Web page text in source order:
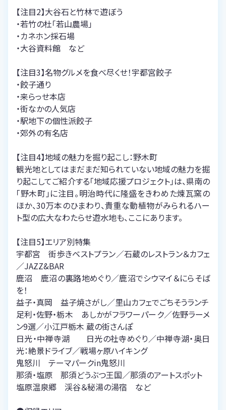
【注目2】大谷石と竹林で遊ぼう
・若竹の杜「若山農場」
・カネホン採石場
・大谷資料館 など
【注目3】名物グルメを食べ尽くせ！宇都宮餃子
・餃子通り
・来らっせ本店
・街なかの人気店
・駅地下の個性派餃子
・郊外の有名店
【注目4】地域の魅力を掘り起こし：野木町
観光地としてはまだまだ知られていない地域の魅力を掘
り起こしてご紹介する「地域応援プロジェクト」は、県南の
「野木町」に注目。明治時代に隆盛をきわめた煉瓦窯の
ほか、30万本のひまわり、貴重な動植物がみられるハー
ト型の広大なわたらせ遊水地も、ここにあります。
【注目5】エリア別特集
宇都宮 街歩きベストプラン／石蔵のレストラン＆カフェ
／JAZZ&BAR
鹿沼 鹿沼の裏路地めぐり／鹿沼でシウマイ＆にらそば
を！
益子・真岡 益子焼さがし／里山カフェでごちそうランチ
足利・佐野・栃木 あしかがフラワーパーク／佐野ラーメ
ン9選／小江戸栃木 蔵の街さんぽ
日光・中禅寺湖 日光の社寺めぐり／中禅寺湖・奥日
光：絶景ドライブ／戦場ヶ原ハイキング
鬼怒川 テーマパークin鬼怒川
那須・塩原 那須どうぶつ王国／那須のアートスポット
塩原温泉郷 渓谷＆秘湯の湯宿 など